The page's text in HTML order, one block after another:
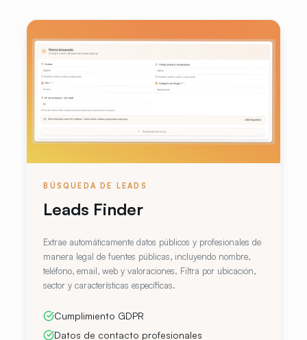
BÚSQUEDA DE LEADS
Leads Finder
Extrae automáticamente datos públicos y profesionales de
manera legal de fuentes públicas, incluyendo nombre,
teléfono, email, web y valoraciones. Filtra por ubicación,
sector y características específicas.
Cumplimiento GDPR
Datos de contacto profesionales